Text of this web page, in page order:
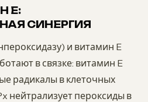
E:
СИНЕРГИЯ
и витамин E
в связке: витамин E
радикалы в клеточных
нейтрализует пероксиды в